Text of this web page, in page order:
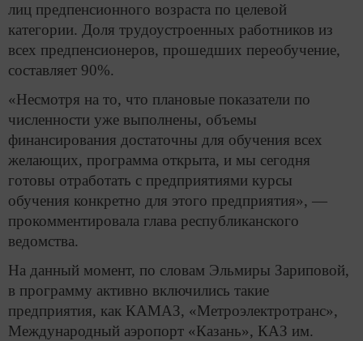
лиц предпенсионного возраста по целевой
категории. Доля трудоустроенных работников из
всех предпенсионеров, прошедших переобучение,
составляет 90%.
«Несмотря на то, что плановые показатели по
численности уже выполнены, объемы
финансирования достаточны для обучения всех
желающих, программа открыта, и мы сегодня
готовы отработать с предприятиями курсы
обучения конкретно для этого предприятия», —
прокомментировала глава республиканского
ведомства.
На данный момент, по словам Эльмиры Зариповой,
в программу активно включились такие
предприятия, как КАМАЗ, «Метроэлектротранс»,
Международный аэропорт «Казань», КАЗ им.